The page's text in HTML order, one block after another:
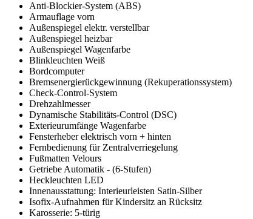
Anti-Blockier-System (ABS)
Armauflage vorn
Außenspiegel elektr. verstellbar
Außenspiegel heizbar
Außenspiegel Wagenfarbe
Blinkleuchten Weiß
Bordcomputer
Bremsenergierückgewinnung (Rekuperationssystem)
Check-Control-System
Drehzahlmesser
Dynamische Stabilitäts-Control (DSC)
Exterieurumfänge Wagenfarbe
Fensterheber elektrisch vorn + hinten
Fernbedienung für Zentralverriegelung
Fußmatten Velours
Getriebe Automatik - (6-Stufen)
Heckleuchten LED
Innenausstattung: Interieurleisten Satin-Silber
Isofix-Aufnahmen für Kindersitz an Rücksitz
Karosserie: 5-türig